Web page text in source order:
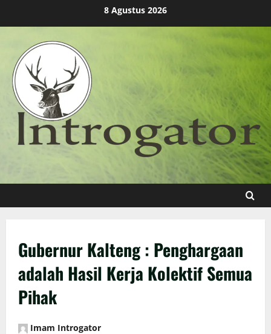
8 Agustus 2026
Gubernur Kalteng : Penghargaan
adalah Hasil Kerja Kolektif Semua
Pihak
Imam Introgator